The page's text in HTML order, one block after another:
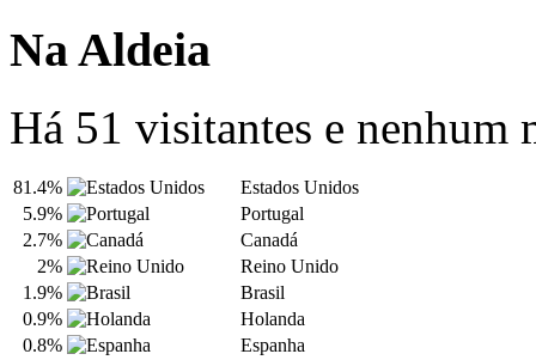
Na Aldeia
Há 51 visitantes e nenhum
81.4%
Estados Unidos
5.9%
Portugal
2.7%
Canadá
2%
Reino Unido
1.9%
Brasil
0.9%
Holanda
0.8%
Espanha